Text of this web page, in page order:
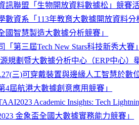
訊聯盟「生物開放資料數據松」競賽
數資系「113年教育大數據開放資料分
國智慧製造大數據分析競賽」
第三屆Tech New Stars科技新秀大賽」
規劃暨大數據分析中心（ERP中心）
三)可穿戴裝置與邊緣人工智慧於數
4屆航港大數據創意應用競賽」
Academic Insights: Tech
金象盃全國大數據實務能力競賽」